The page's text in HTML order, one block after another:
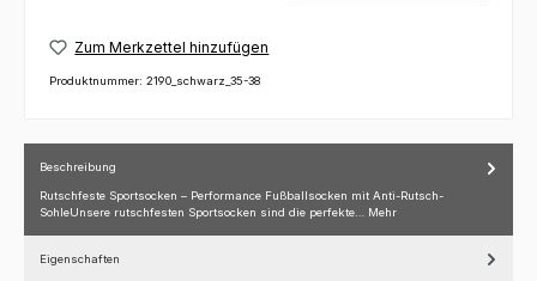
Zum Merkzettel hinzufügen
Produktnummer: 2190_schwarz_35-38
Beschreibung
Rutschfeste Sportsocken – Performance Fußballsocken mit Anti-Rutsch-
SohleUnsere rutschfesten Sportsocken sind die perfekte… Mehr
Eigenschaften